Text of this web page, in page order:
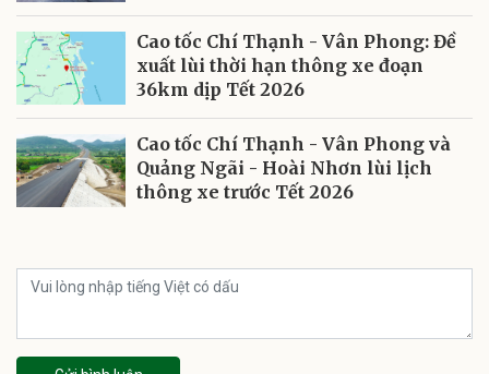
Cao tốc Chí Thạnh - Vân Phong: Đề
xuất lùi thời hạn thông xe đoạn
36km dịp Tết 2026
Cao tốc Chí Thạnh - Vân Phong và
Quảng Ngãi - Hoài Nhơn lùi lịch
thông xe trước Tết 2026